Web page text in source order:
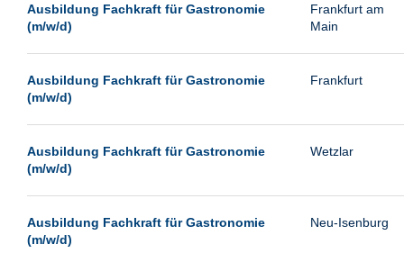
Heilbronn
Kassel
Laatzen
Leipzig
Ausbildung Fachkraft für Gastronomie
(m/w/d)
Frankfurt am
Main
Ausbildung Fachkraft für Gastronomie
(m/w/d)
Frankfurt
Ausbildung Fachkraft für Gastronomie
(m/w/d)
Wetzlar
Ausbildung Fachkraft für Gastronomie
(m/w/d)
Neu-Isenburg